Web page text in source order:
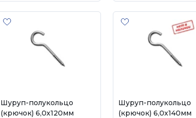
Шуруп-полукольцо
(крючок) 6,0х120мм
Шуруп-полукольцо
(крючок) 6,0х140мм